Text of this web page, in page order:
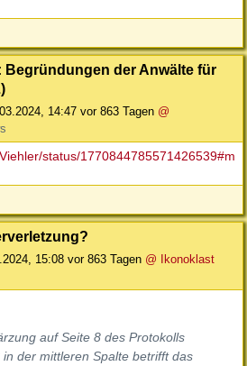
der Anwälte für
14:47 vor 863 Tagen @
status/1770844785571426539#m
15:08 vor 863 Tagen @ Ikonoklast
auf Seite 8 des Protokolls
in der mittleren Spalte betrifft das